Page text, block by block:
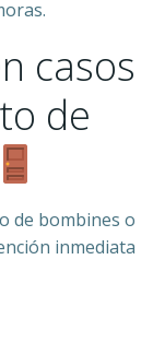
casos
de
de bombines o
inmediata